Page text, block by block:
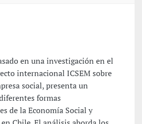
en una investigación en el
internacional ICSEM sobre
social, presenta un
formas
de la Economía Social y